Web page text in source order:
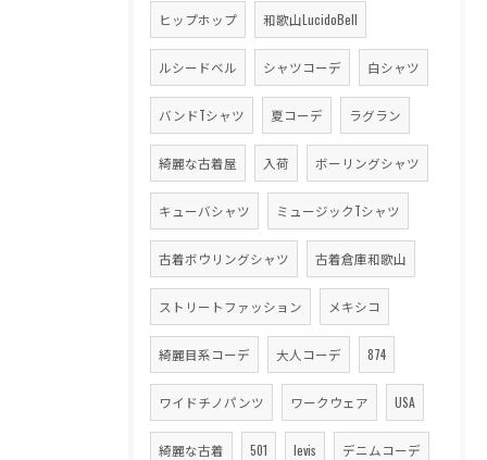
ヒップホップ 和歌山LucidoBell
ルシードベル シャツコーデ 白シャツ
バンドTシャツ 夏コーデ ラグラン
綺麗な古着屋 入荷 ボーリングシャツ
キューバシャツ ミュージックTシャツ
古着ボウリングシャツ 古着倉庫和歌山
ストリートファッション メキシコ
綺麗目系コーデ 大人コーデ 874
ワイドチノパンツ ワークウェア USA
綺麗な古着 501 levis デニムコーデ